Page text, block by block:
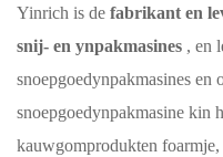
Yinrich is de fabrikant en
snij- en ynpakmasines , en
snoepgoedynpakmasines en
snoepgoedynpakmasine kin
kauwgomprodukten